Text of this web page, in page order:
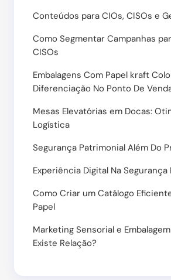
Conteúdos para CIOs, CISOs e
Como Segmentar Campanhas
CISOs
Embalagens Com Papel kraft
Diferenciação No Ponto De
Mesas Elevatórias em Docas:
Logística
Segurança Patrimonial Além Do
Experiência Digital Na Segurança
Como Criar um Catálogo
Papel
Marketing Sensorial e
Existe Relação?